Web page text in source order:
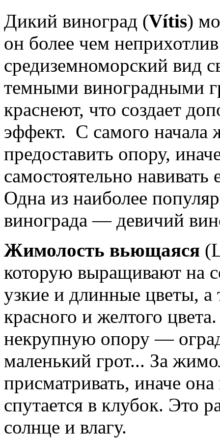
Дикий виноград (Vítis)
он более чем
средиземноморский вид
темными виноградными
краснеют, что создает
эффект. С самого начала
предоставить опору,
самостоятельно
Одна из наиболее
винограда — девичий
Жимолость вьющаяся
которую выращивают на
узкие и длинные цветы,
красного и желтого
некрупную опору —
маленький грот... За
присматривать, иначе она
спутается в клубок. Это
солнце и влагу.